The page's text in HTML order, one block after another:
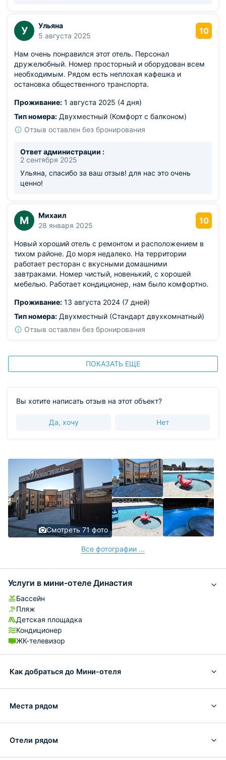
У
Ульяна
5 августа 2025
10
Нам очень понравился этот отель. Персонал
дружелюбный. Номер просторный и оборудован всем
необходимым. Рядом есть неплохая кафешка и
остановка общественного транспорта.
Проживание: 1 августа 2025 (4 дня)
Тип номера: Двухместный (Комфорт с балконом)
Отзыв оставлен без бронирования
Ответ администрации :
2 сентября 2025
Ульяна, спасибо за ваш отзыв! для нас это очень
ценно!
М
Михаил
28 января 2025
10
Новый хороший отель с ремонтом и расположением в
тихом районе. До моря недалеко. На территории
работает ресторан с вкусными домашними
завтраками. Номер чистый, новенький, с хорошей
мебелью. Работает кондиционер, нам было комфортно.
Проживание: 13 августа 2024 (7 дней)
Тип номера: Двухместный (Стандарт двухкомнатный)
Отзыв оставлен без бронирования
ПОКАЗАТЬ ЕЩЕ
Вы хотите написать отзыв на этот объект?
Да, хочу Нет
Смотреть 71 фото
Все фотографии ...
Услуги в мини-отеле Династия
Бассейн
Пляж
Детская площадка
Кондиционер
ЖК-телевизор
Как добраться до Мини-отеля
Места рядом
Отели рядом